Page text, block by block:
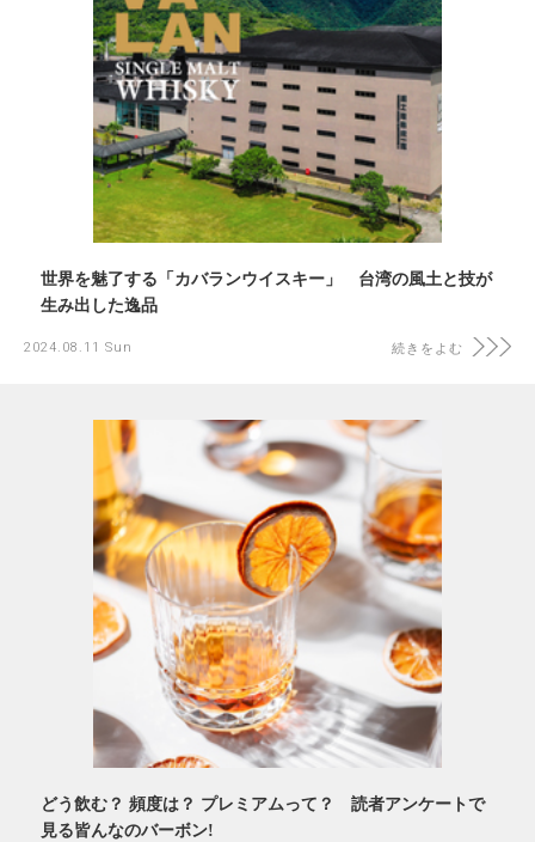
世界を魅了する「カバランウイスキー」 台湾の風土と技が
生み出した逸品
2024.08.11 Sun 続きをよむ
どう飲む？ 頻度は？ プレミアムって？ 読者アンケートで
見る皆んなのバーボン!